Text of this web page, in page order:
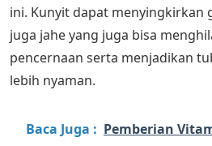
ini. Kunyit dapat menyingkirkan
juga jahe yang juga bisa
pencernaan serta menjadikan
lebih nyaman.
Baca Juga : Pemberian